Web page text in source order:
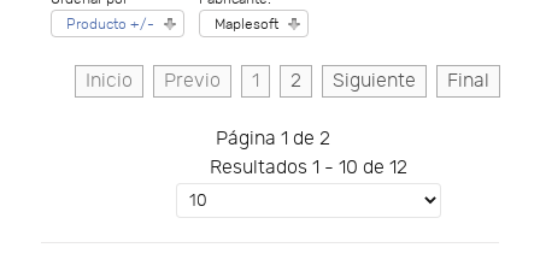
Producto +/-
Maplesoft
Inicio Previo 1 2 Siguiente Final
Página 1 de 2
Resultados 1 - 10 de 12